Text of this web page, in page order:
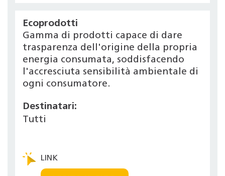
Ecoprodotti
Gamma di prodotti capace di dare
trasparenza dell'origine della propria
energia consumata, soddisfacendo
l'accresciuta sensibilità ambientale di
ogni consumatore.
Destinatari:
Tutti